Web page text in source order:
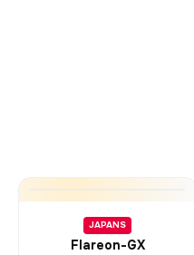
JAPANS
Flareon-GX